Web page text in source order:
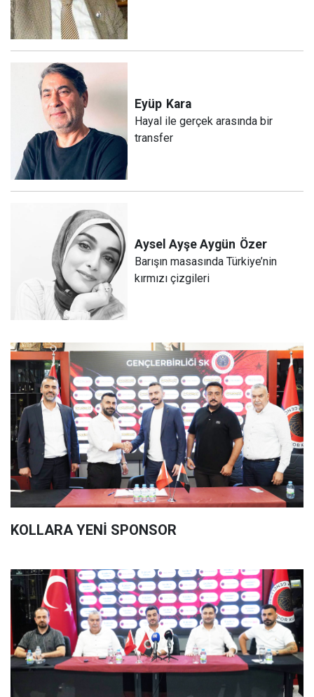
Eyüp Kara
Hayal ile gerçek arasında bir
transfer
Aysel Ayşe Aygün Özer
Barışın masasında Türkiye’nin
kırmızı çizgileri
KOLLARA YENİ SPONSOR